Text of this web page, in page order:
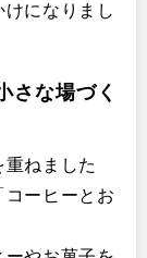
になりまし
さな場づく
ねました
コーヒーとお